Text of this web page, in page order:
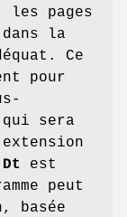
les pages
la
Ce
pour
sera
est
peut
basée